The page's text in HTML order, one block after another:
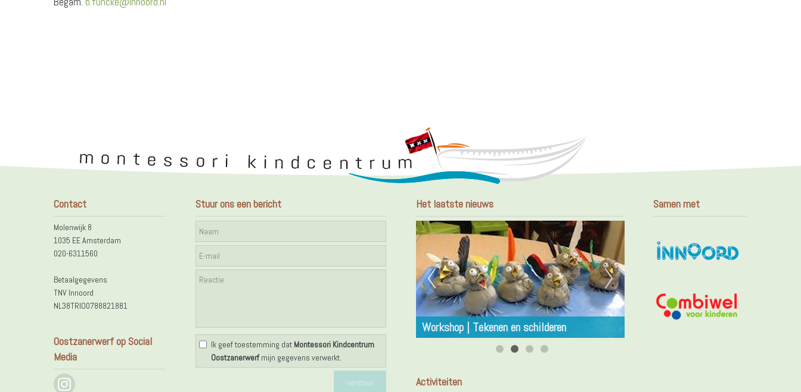
Contact
Molenwijk 8
1035 EE Amsterdam
020-6311560
Betaalgegevens
TNV Innoord
NL38TRIO0788821881
Oostzanerwerf op Social
Media
Stuur ons een bericht
Ik geef toestemming dat Montessori Kindcentrum
Oostzanerwerfmijn gegevens verwerkt.
Het laatste nieuws
Workshop | Dansen Workshop | Tekenen en schilderen
Activiteiten
Samen met